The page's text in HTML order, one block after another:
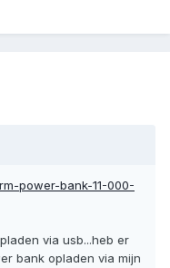
power-bank-11-000-
via usb...heb er
bank opladen via mijn